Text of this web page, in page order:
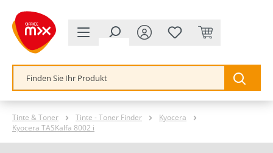
springen
Tinte & Toner Tinte - Toner Finder
Kyocera
Kyocera TASKalfa 8002 i